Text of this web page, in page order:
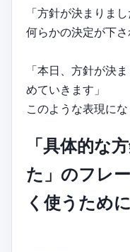
「方針が決まりま
何らかの決定が下さ
「本日、方針が決
めていきます」
このような表現にな
「具体的な
た」のフレ
く使うために